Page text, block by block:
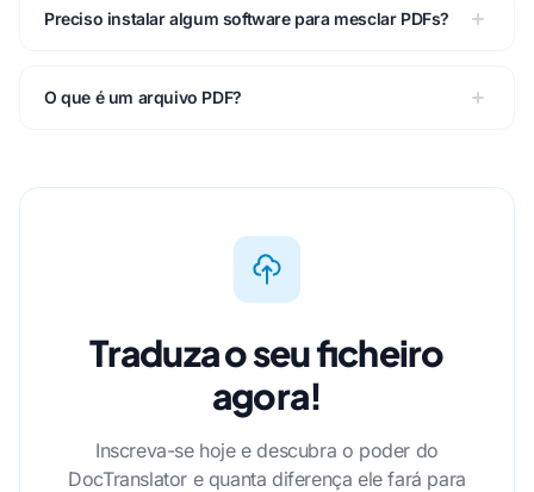
Preciso instalar algum software para mesclar PDFs?
O que é um arquivo PDF?
Traduza o seu ficheiro
agora!
Inscreva-se hoje e descubra o poder do
DocTranslator e quanta diferença ele fará para